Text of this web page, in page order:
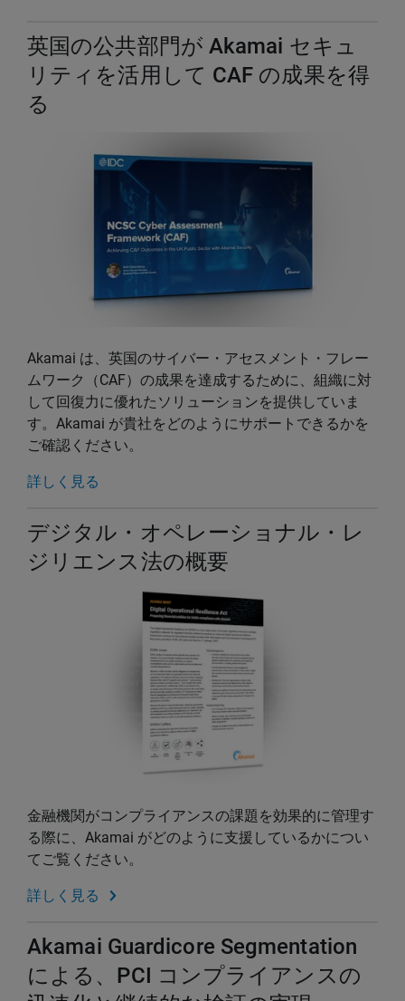
英国の公共部門が Akamai セキュ
リティを活用して CAF の成果を得
る
Akamai は、英国のサイバー・アセスメント・フレー
ムワーク（CAF）の成果を達成するために、組織に対
して回復力に優れたソリューションを提供していま
す。Akamai が貴社をどのようにサポートできるかを
ご確認ください。
詳しく見る
デジタル・オペレーショナル・レ
ジリエンス法の概要
金融機関がコンプライアンスの課題を効果的に管理す
る際に、Akamai がどのように支援しているかについ
てご覧ください。
詳しく見る
Akamai Guardicore Segmentation
による、PCI コンプライアンスの